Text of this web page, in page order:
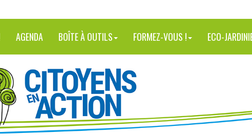
AGENDA BOÎTE À OUTILS FORMEZ-VOUS ! ECO-